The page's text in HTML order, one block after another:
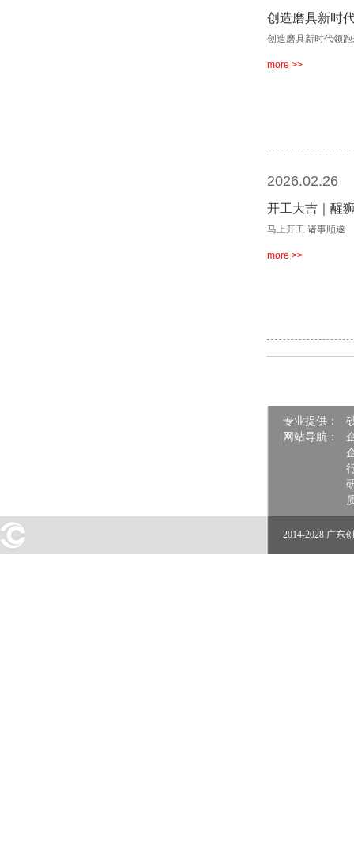
创造磨具新时
创造磨具新时代领
more >>
2026.02.26
开工大吉｜醒
马上开工 诸事顺遂
more >>
专业提供：
网站导航：
2014-2028 广东